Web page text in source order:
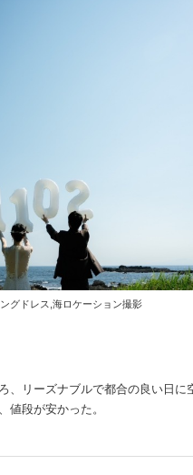
グドレス 海ロケーション撮影
、リーズナブルで都合の良い日に
値段が安かった。